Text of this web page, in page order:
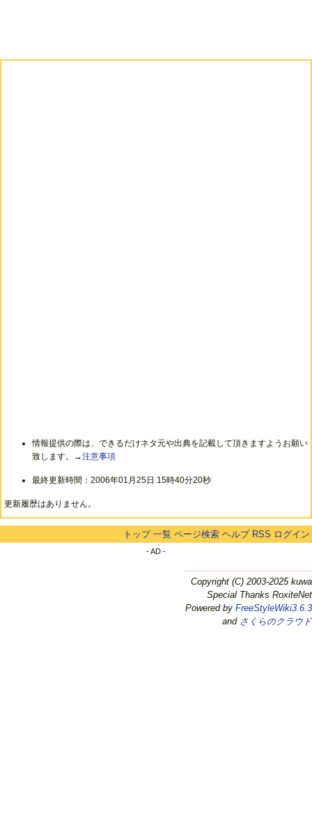
情報提供の際は、できるだけネタ元や出典を記載して頂きますようお願い
致します。→注意事項
最終更新時間：2006年01月25日 15時40分20秒
更新履歴はありません。
トップ 一覧 ページ検索 ヘルプ RSS ログイン
- AD -
Copyright (C) 2003-2025 kuwa
Special Thanks RoxiteNet
Powered by FreeStyleWiki3.6.3
and さくらのクラウド